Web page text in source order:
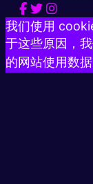
我们使用
于这些原因，
的网站使用数据